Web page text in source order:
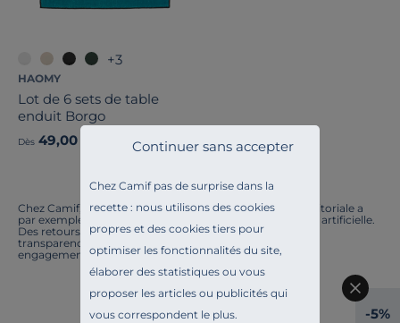
Chez Camif pas de surprise dans la
recette : nous utilisons des cookies
propres et des cookies tiers pour
optimiser les fonctionnalités du site,
élaborer des statistiques ou vous
proposer les articles ou publicités qui
vous correspondent le plus.
Continuer sans accepter
+3
HAOMY
Lot de 6 sets de table
enduit Borgo
Dès 49,00 €
Chez Camif, on innove en permanence. Notre équipe éditoriale a
par exemple généré cette page à l'aide d'une intelligence artificielle.
Des retours ? Nous sommes à l'écoute. Tout comme la
transparence, l'amélioration continue fait partie de nos
engagements.
Craquez aussi pour
-5%